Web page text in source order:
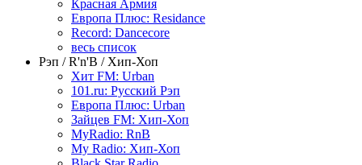
Красная Армия
Европа Плюс: Residance
Record: Dancecore
весь список
Рэп / R'n'B / Хип-Хоп
Хит FM: Urban
101.ru: Русский Рэп
Европа Плюс: Urban
Зайцев FM: Хип-Хоп
MyRadio: RnB
My Radio: Хип-Хоп